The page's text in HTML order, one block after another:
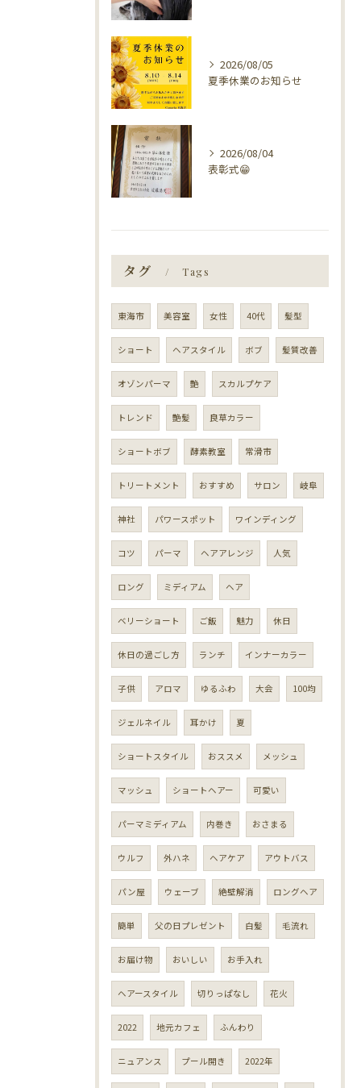
2026/08/05
夏季休業のお知らせ
2026/08/04
表彰式😁
タグ Tags
東海市 美容室 女性 40代 髪型
ショート ヘアスタイル ボブ 髪質改善
オゾンパーマ 艶 スカルプケア
トレンド 艶髪 良草カラー
ショートボブ 酵素教室 常滑市
トリートメント おすすめ サロン 岐阜
神社 パワースポット ワインディング
コツ パーマ ヘアアレンジ 人気
ロング ミディアム ヘア
ベリーショート ご飯 魅力 休日
休日の過ごし方 ランチ インナーカラー
子供 アロマ ゆるふわ 大会 100均
ジェルネイル 耳かけ 夏
ショートスタイル おススメ メッシュ
マッシュ ショートヘアー 可愛い
パーマミディアム 内巻き おさまる
ウルフ 外ハネ ヘアケア アウトバス
パン屋 ウェーブ 絶壁解消 ロングヘア
簡単 父の日プレゼント 白髪 毛流れ
お届け物 おいしい お手入れ
ヘアースタイル 切りっぱなし 花火
2022 地元カフェ ふんわり
ニュアンス プール開き 2022年